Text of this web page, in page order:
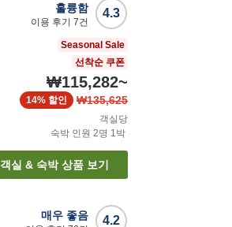
4.3
훌륭함
이용 후기 7건
Seasonal Sale
선착순 쿠폰
₩115,282~
₩135,625
14% 할인
객실당
숙박 인원 2명 1 박
객실 & 숙박 상품 보기
4.2
매우 좋음